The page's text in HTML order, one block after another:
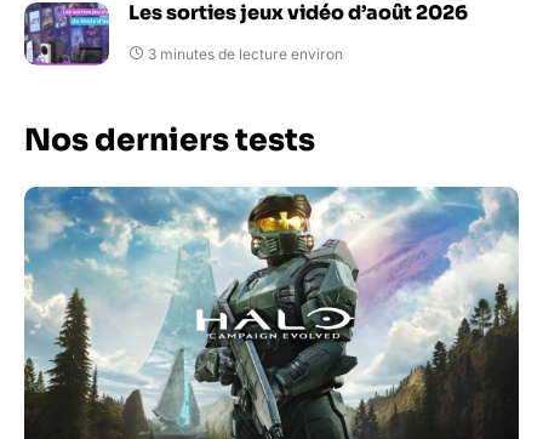
Les sorties jeux vidéo d’août 2026
3 minutes de lecture environ
Nos derniers tests